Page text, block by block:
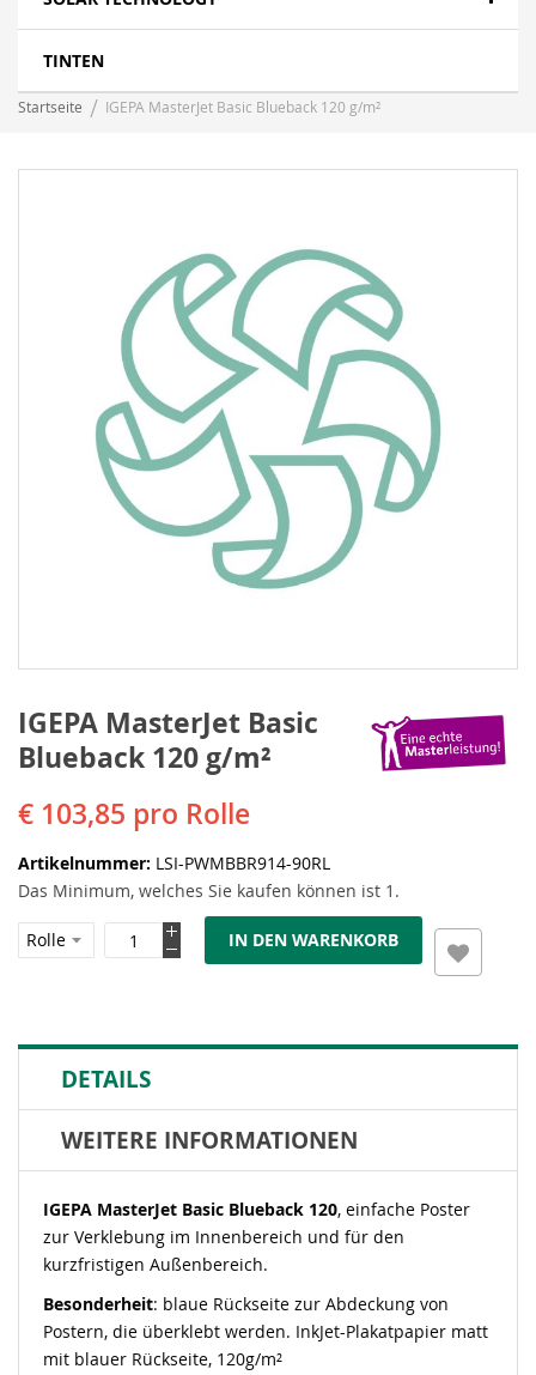
TINTEN
Startseite IGEPA MasterJet Basic Blueback 120 g/m²
IGEPA MasterJet Basic
Blueback 120 g/m²
€ 103,85 pro Rolle
Artikelnummer LSI-PWMBBR914-90RL
Das Minimum, welches Sie kaufen können ist 1.
IN DEN WARENKORB
DETAILS
WEITERE INFORMATIONEN
IGEPA MasterJet Basic Blueback 120, einfache Poster
zur Verklebung im Innenbereich und für den
kurzfristigen Außenbereich.
Besonderheit: blaue Rückseite zur Abdeckung von
Postern, die überklebt werden. InkJet-Plakatpapier matt
mit blauer Rückseite, 120g/m²